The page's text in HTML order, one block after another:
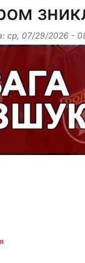
ср, 07/29/2026 -